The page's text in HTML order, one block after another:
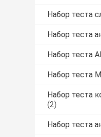
Набор теста
Набор теста
Набор теста
Набор теста
Набор теста
(2)
Набор теста